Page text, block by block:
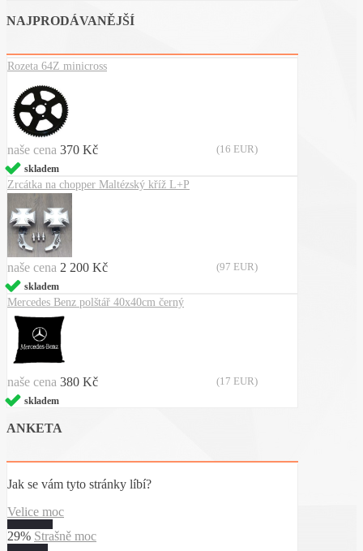
NAJPRODÁVANĚJŠÍ
Rozeta 64Z minicross
naše cena 370 Kč (16 EUR)
skladem
Zrcátka na chopper Maltézský kříž L+P
naše cena 2 200 Kč (97 EUR)
skladem
Mercedes Benz polštář 40x40cm černý
naše cena 380 Kč (17 EUR)
skladem
ANKETA
Jak se vám tyto stránky líbí?
Velice moc
29% Strašně moc